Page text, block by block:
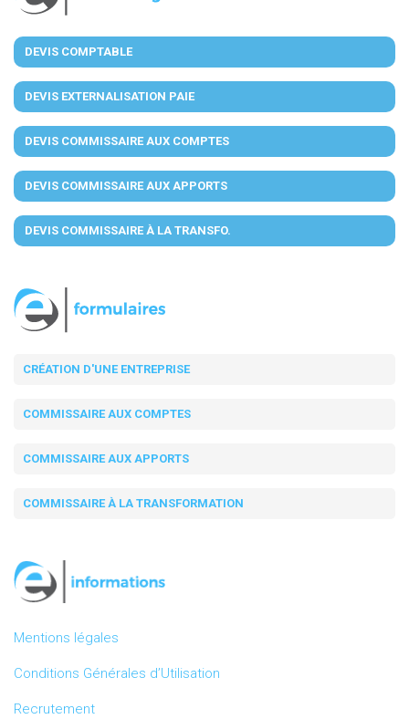
DEVIS COMPTABLE
DEVIS EXTERNALISATION PAIE
DEVIS COMMISSAIRE AUX COMPTES
DEVIS COMMISSAIRE AUX APPORTS
DEVIS COMMISSAIRE À LA TRANSFO.
CRÉATION D'UNE ENTREPRISE
COMMISSAIRE AUX COMPTES
COMMISSAIRE AUX APPORTS
COMMISSAIRE À LA TRANSFORMATION
Mentions légales
Conditions Générales d’Utilisation
Recrutement